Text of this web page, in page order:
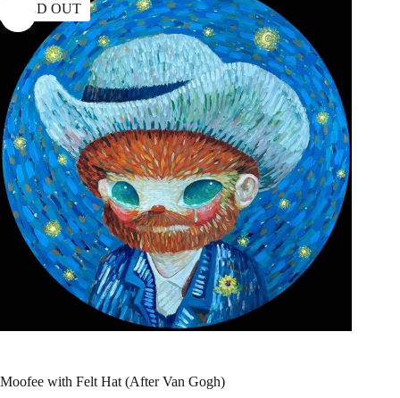
SOLD OUT
Moofee with Felt Hat (After Van Gogh)